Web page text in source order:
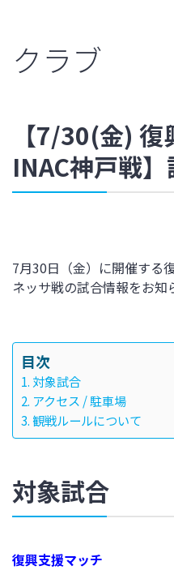
クラブ
【7/30(金)
INAC神戸戦
7月30日（金）に開催する
ネッサ戦の試合情報をお知
目次
対象試合
アクセス / 駐車場
観戦ルールについて
対象試合
復興支援マッチ